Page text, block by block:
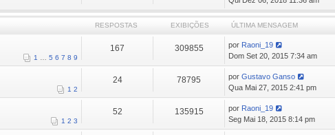
RESPOSTAS EXIBIÇÕES ÚLTIMA MENSAGEM
1 5 6 7 8 9
167 309855 por Raoni_19
Dom Set 20, 2015 7:34 am
1 2
24 78795 porGustavo Ganso
Qua Mai 27, 2015 2:41 pm
1 2 3
52 135915 por Raoni_19
Seg Mai 18, 2015 8:14 pm